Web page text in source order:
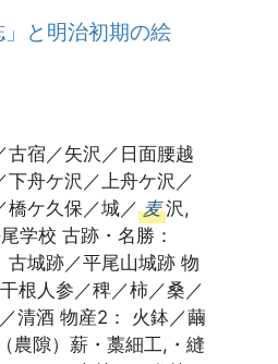
」と明治初期の絵
古宿／矢沢／日面腰越
下舟ケ沢／上舟ケ沢／
橋ケ久保／城／麦 沢,
学校 古跡・名勝：
古城跡／平尾山城跡 物
根人参／稗／柿／桑／
／清酒 物産2： 火鉢／繭
農隙）薪・藁細工,・縫